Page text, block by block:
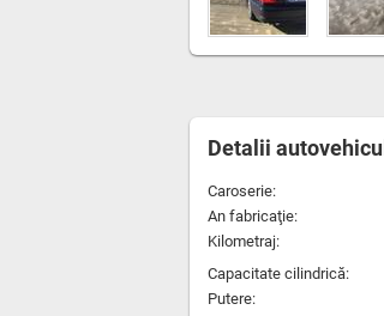
Detalii autovehicul
Caroserie:
An fabricaţie:
Kilometraj:
Capacitate cilindrică:
Putere: